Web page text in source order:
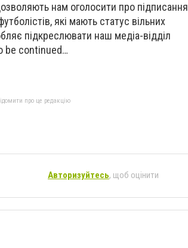
нам оголосити про підписання
які мають статус вільних
підкреслювати наш медіа-відділ
be continued…
про це редакцію
Авторизуйтесь, щоб оцінити